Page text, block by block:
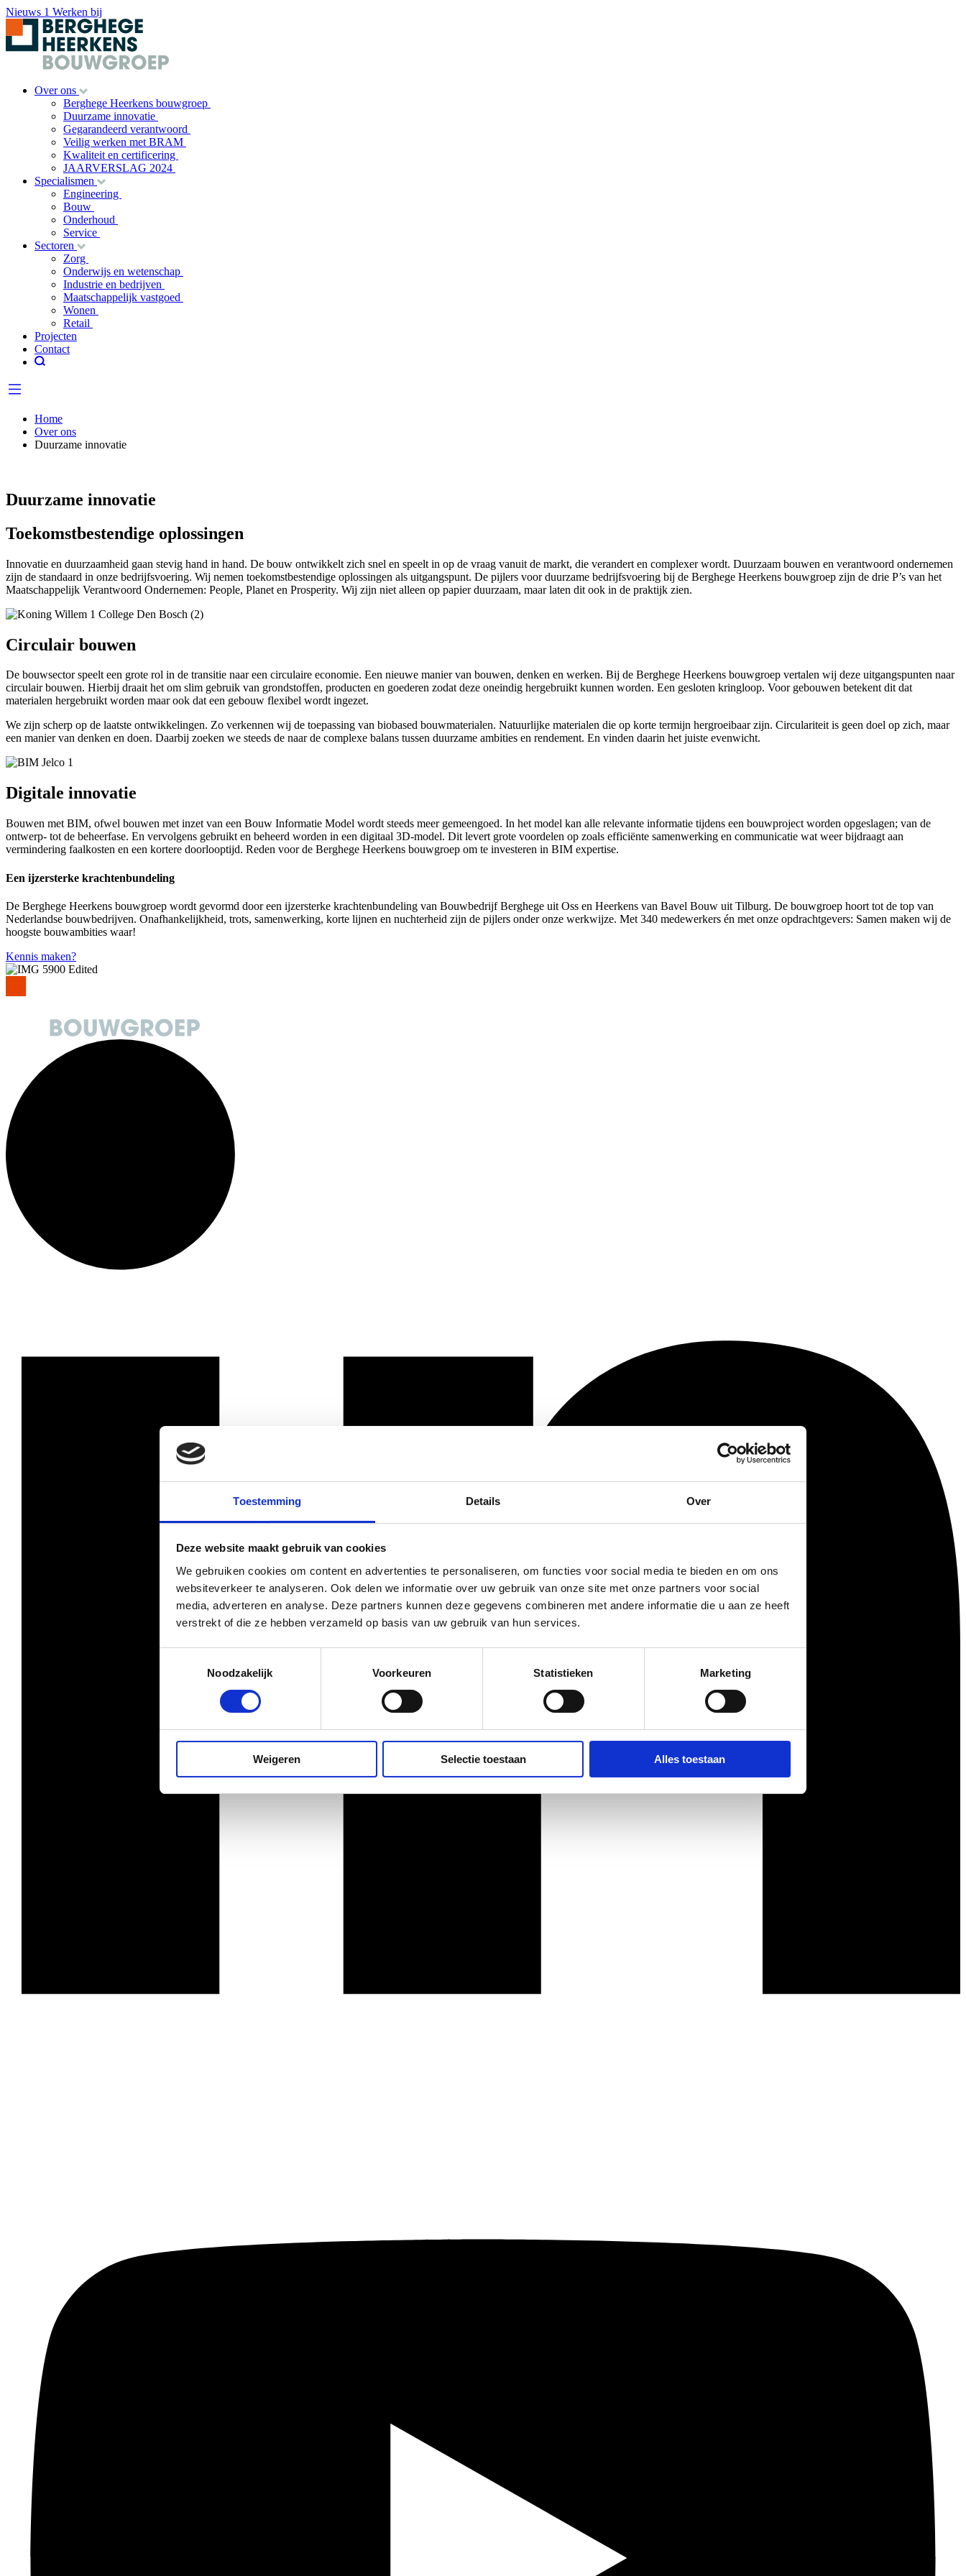
Toestemming Details Over
Deze website maakt gebruik van cookies
We gebruiken cookies om content en advertenties te personaliseren, om functies voor social media te bieden en om ons
websiteverkeer te analyseren. Ook delen we informatie over uw gebruik van onze site met onze partners voor social
media, adverteren en analyse. Deze partners kunnen deze gegevens combineren met andere informatie die u aan ze heeft
verstrekt of die ze hebben verzameld op basis van uw gebruik van hun services.
Noodzakelijk
Voorkeuren Statistieken Marketing
Weigeren Selectie toestaan Alles toestaan
Nieuws 1 Werken bij
Over ons
Berghege Heerkens bouwgroep
Duurzame innovatie
Gegarandeerd verantwoord
Veilig werken met BRAM
Kwaliteit en certificering
JAARVERSLAG 2024
Specialismen
Engineering
Bouw
Onderhoud
Service
Sectoren
Zorg
Onderwijs en wetenschap
Industrie en bedrijven
Maatschappelijk vastgoed
Wonen
Retail
Projecten
Contact
Home
Over ons
Duurzame innovatie
Duurzame innovatie
Toekomstbestendige oplossingen
Innovatie en duurzaamheid gaan stevig hand in hand. De bouw ontwikkelt zich snel en speelt in op de vraag vanuit de markt, die verandert en complexer wordt. Duurzaam bouwen en verantwoord ondernemen
zijn de standaard in onze bedrijfsvoering. Wij nemen toekomstbestendige oplossingen als uitgangspunt. De pijlers voor duurzame bedrijfsvoering bij de Berghege Heerkens bouwgroep zijn de drie P’s van het
Maatschappelijk Verantwoord Ondernemen: People, Planet en Prosperity. Wij zijn niet alleen op papier duurzaam, maar laten dit ook in de praktijk zien.
Circulair bouwen
De bouwsector speelt een grote rol in de transitie naar een circulaire economie. Een nieuwe manier van bouwen, denken en werken. Bij de Berghege Heerkens bouwgroep vertalen wij deze uitgangspunten naar
circulair bouwen. Hierbij draait het om slim gebruik van grondstoffen, producten en goederen zodat deze oneindig hergebruikt kunnen worden. Een gesloten kringloop. Voor gebouwen betekent dit dat
materialen hergebruikt worden maar ook dat een gebouw flexibel wordt ingezet.
We zijn scherp op de laatste ontwikkelingen. Zo verkennen wij de toepassing van biobased bouwmaterialen. Natuurlijke materialen die op korte termijn hergroeibaar zijn. Circulariteit is geen doel op zich, maar
een manier van denken en doen. Daarbij zoeken we steeds de naar de complexe balans tussen duurzame ambities en rendement. En vinden daarin het juiste evenwicht.
Digitale innovatie
Bouwen met BIM, ofwel bouwen met inzet van een Bouw Informatie Model wordt steeds meer gemeengoed. In het model kan alle relevante informatie tijdens een bouwproject worden opgeslagen; van de
ontwerp- tot de beheerfase. En vervolgens gebruikt en beheerd worden in een digitaal 3D-model. Dit levert grote voordelen op zoals efficiënte samenwerking en communicatie wat weer bijdraagt aan
vermindering faalkosten en een kortere doorlooptijd. Reden voor de Berghege Heerkens bouwgroep om te investeren in BIM expertise.
Een ijzersterke krachtenbundeling
De Berghege Heerkens bouwgroep wordt gevormd door een ijzersterke krachtenbundeling van Bouwbedrijf Berghege uit Oss en Heerkens van Bavel Bouw uit Tilburg. De bouwgroep hoort tot de top van
Nederlandse bouwbedrijven. Onafhankelijkheid, trots, samenwerking, korte lijnen en nuchterheid zijn de pijlers onder onze werkwijze. Met 340 medewerkers én met onze opdrachtgevers: Samen maken wij de
hoogste bouwambities waar!
Kennis maken?